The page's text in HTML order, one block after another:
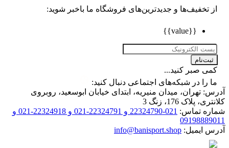
تخفیف‌ها و جدیدترین‌های فروشگاه ما باخبر شوید:
صبر کنید...
را در شبکه‌های اجتماعی دنبال کنید:
تهران، میدان منیریه، ابتدای خیابان ابوسعید، روبروی
پلاک 176، زنگ 3
تماس:
021-22324790 و 22324791-021 و 22324918-021 و
ایمیل: info@banisport.shop